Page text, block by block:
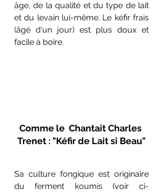
âge, de la qualité et du type de lait
et du levain lui-même. Le kéfir frais
(âgé d'un jour) est plus doux et
facile à boire.
Comme le  Chantait Charles
Trenet : "Kéfir de Lait si Beau"
Sa culture fongique est originaire
du ferment koumis (voir ci-